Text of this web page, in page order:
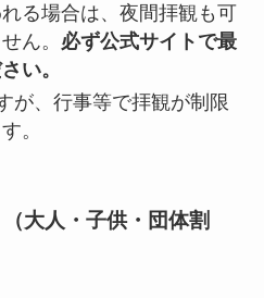
る場合は、夜間拝観も可
ん。 必ず公式サイトで最
い。
が、行事等で拝観が制限
。
大人・子供・団体割